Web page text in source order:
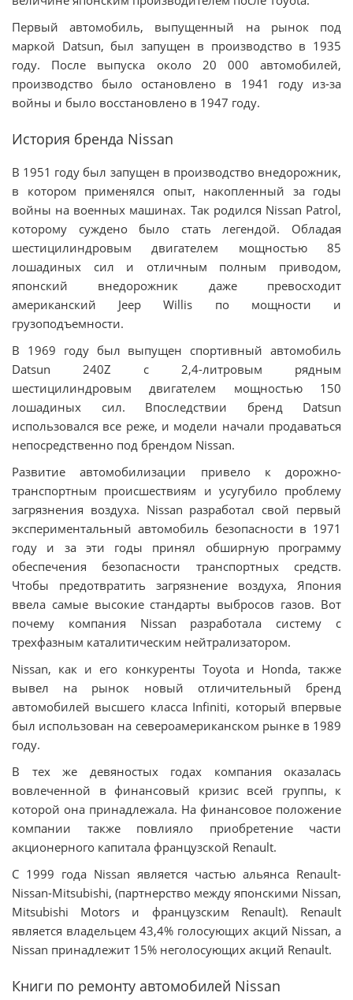
Первый автомобиль, выпущенный на рынок под
маркой Datsun, был запущен в производство в 1935
году. После выпуска около 20 000 автомобилей,
производство было остановлено в 1941 году из-за
войны и было восстановлено в 1947 году.
История бренда Nissan
В 1951 году был запущен в производство внедорожник,
в котором применялся опыт, накопленный за годы
войны на военных машинах. Так родился Nissan Patrol,
которому суждено было стать легендой. Обладая
шестицилиндровым двигателем мощностью 85
лошадиных сил и отличным полным приводом,
японский внедорожник даже превосходит
американский Jeep Willis по мощности и
грузоподъемности.
В 1969 году был выпущен спортивный автомобиль
Datsun 240Z с 2,4-литровым рядным
шестицилиндровым двигателем мощностью 150
лошадиных сил. Впоследствии бренд Datsun
использовался все реже, и модели начали продаваться
непосредственно под брендом Nissan.
Развитие автомобилизации привело к дорожно-
транспортным происшествиям и усугубило проблему
загрязнения воздуха. Nissan разработал свой первый
экспериментальный автомобиль безопасности в 1971
году и за эти годы принял обширную программу
обеспечения безопасности транспортных средств.
Чтобы предотвратить загрязнение воздуха, Япония
ввела самые высокие стандарты выбросов газов. Вот
почему компания Nissan разработала систему с
трехфазным каталитическим нейтрализатором.
Nissan, как и его конкуренты Toyota и Honda, также
вывел на рынок новый отличительный бренд
автомобилей высшего класса Infiniti, который впервые
был использован на североамериканском рынке в 1989
году.
В тех же девяностых годах компания оказалась
вовлеченной в финансовый кризис всей группы, к
которой она принадлежала. На финансовое положение
компании также повлияло приобретение части
акционерного капитала французской Renault.
С 1999 года Nissan является частью альянса Renault-
Nissan-Mitsubishi, (партнерство между японскими Nissan,
Mitsubishi Motors и французским Renault). Renault
является владельцем 43,4% голосующих акций Nissan, а
Nissan принадлежит 15% неголосующих акций Renault.
Книги по ремонту автомобилей Nissan